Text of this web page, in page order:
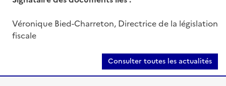
Véronique Bied-Charreton, Directrice de la législation
fiscale
Consulter toutes les actualités